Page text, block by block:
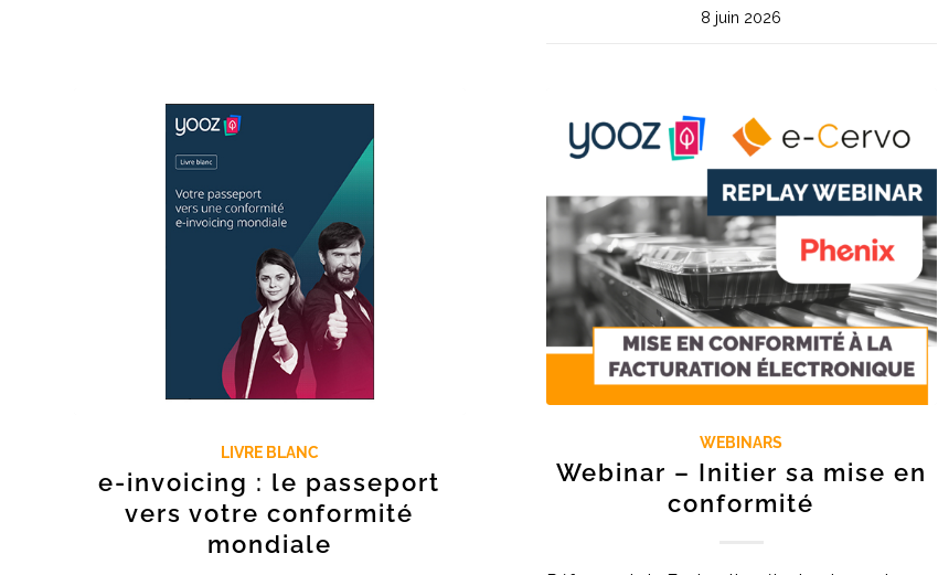
8 juin 2026
LIVRE BLANC
e-invoicing : le passeport
vers votre conformité
mondiale
WEBINARS
Webinar – Initier sa mise en
conformité